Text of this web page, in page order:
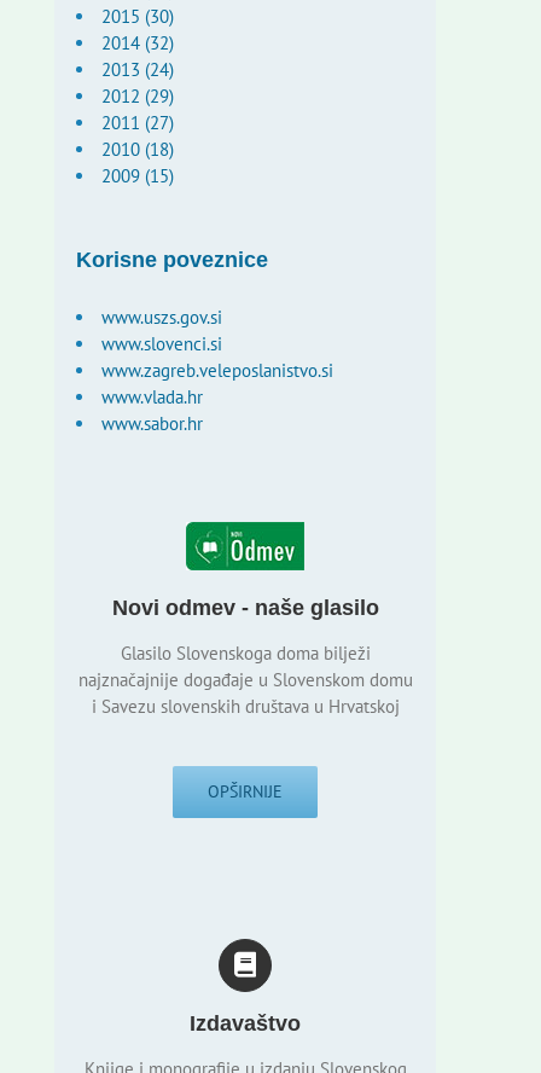
2015 (30)
2014 (32)
2013 (24)
2012 (29)
2011 (27)
2010 (18)
2009 (15)
Korisne poveznice
www.uszs.gov.si
www.slovenci.si
www.zagreb.veleposlanistvo.si
www.vlada.hr
www.sabor.hr
Novi odmev - naše glasilo
Glasilo Slovenskoga doma bilježi
najznačajnije događaje u Slovenskom domu
i Savezu slovenskih društava u Hrvatskoj
OPŠIRNIJE
Izdavaštvo